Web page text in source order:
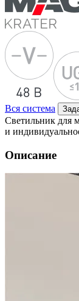
Вся система
Светильник для
и
Описание